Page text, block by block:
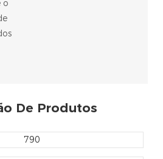
o
De Produtos